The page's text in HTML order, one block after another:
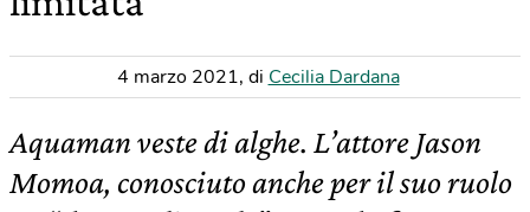
4 marzo 2021, di Cecilia Dardana
Aquaman veste di alghe. L’attore Jason
Momoa, conosciuto anche per il suo ruolo